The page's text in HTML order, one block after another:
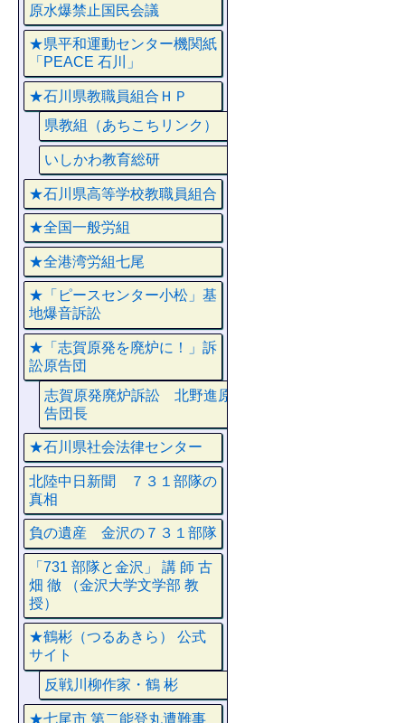
原水爆禁止国民会議
★県平和運動センター機関紙
「PEACE 石川」
★石川県教職員組合ＨＰ
県教組（あちこちリンク）
いしかわ教育総研
★石川県高等学校教職員組合
★全国一般労組
★全港湾労組七尾
★「ピースセンター小松」基
地爆音訴訟
★「志賀原発を廃炉に！」訴
訟原告団
志賀原発廃炉訴訟 北野進原
告団長
★石川県社会法律センター
北陸中日新聞 ７３１部隊の
真相
負の遺産 金沢の７３１部隊
「731 部隊と金沢」 講 師 古
畑 徹 （金沢大学文学部 教
授）
★鶴彬（つるあきら） 公式
サイト
反戦川柳作家・鶴 彬
★七尾市 第二能登丸遭難事